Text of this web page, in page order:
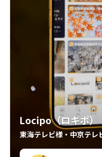
Locipo（ロキポ）
東海テレビ様・中京テレ